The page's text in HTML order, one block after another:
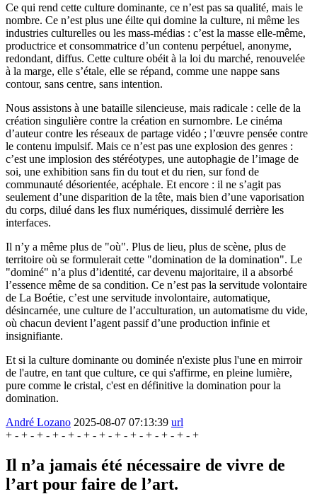
Ce qui rend cette culture dominante, ce n’est pas sa qualité, mais le
nombre. Ce n’est plus une éilte qui domine la culture, ni même les
industries culturelles ou les mass-médias : c’est la masse elle-même,
productrice et consommatrice d’un contenu perpétuel, anonyme,
redondant, diffus. Cette culture obéit à la loi du marché, renouvelée
à la marge, elle s’étale, elle se répand, comme une nappe sans
contour, sans centre, sans intention.
Nous assistons à une bataille silencieuse, mais radicale : celle de la
création singulière contre la création en surnombre. Le cinéma
d’auteur contre les réseaux de partage vidéo ; l’œuvre pensée contre
le contenu impulsif. Mais ce n’est pas une explosion des genres :
c’est une implosion des stéréotypes, une autophagie de l’image de
soi, une exhibition sans fin du tout et du rien, sur fond de
communauté désorientée, acéphale. Et encore : il ne s’agit pas
seulement d’une disparition de la tête, mais bien d’une vaporisation
du corps, dilué dans les flux numériques, dissimulé derrière les
interfaces.
Il n’y a même plus de "où". Plus de lieu, plus de scène, plus de
territoire où se formulerait cette "domination de la domination". Le
"dominé" n’a plus d’identité, car devenu majoritaire, il a absorbé
l’essence même de sa condition. Ce n’est pas la servitude volontaire
de La Boétie, c’est une servitude involontaire, automatique,
désincarnée, une culture de l’acculturation, un automatisme du vide,
où chacun devient l’agent passif d’une production infinie et
insignifiante.
Et si la culture dominante ou dominée n'existe plus l'une en mirroir
de l'autre, en tant que culture, ce qui s'affirme, en pleine lumière,
pure comme le cristal, c'est en définitive la domination pour la
domination.
André Lozano 2025-08-07 07:13:39 url
Il n’a jamais été nécessaire de vivre de
l’art pour faire de l’art.